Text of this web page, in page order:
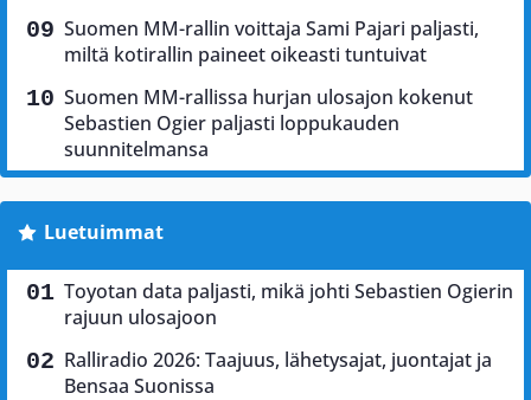
Suomen MM-rallin voittaja Sami Pajari paljasti,
miltä kotirallin paineet oikeasti tuntuivat
Suomen MM-rallissa hurjan ulosajon kokenut
Sebastien Ogier paljasti loppukauden
suunnitelmansa
Luetuimmat
Toyotan data paljasti, mikä johti Sebastien Ogierin
rajuun ulosajoon
Ralliradio 2026: Taajuus, lähetysajat, juontajat ja
Bensaa Suonissa